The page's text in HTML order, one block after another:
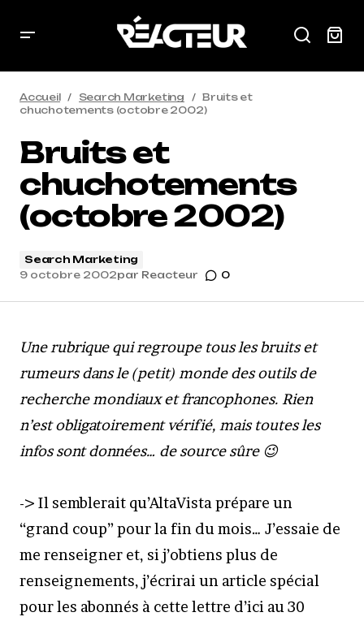
Accueil Search Marketing
Bruits et
chuchotements (octobre 2002)
Bruits et
chuchotements
(octobre 2002)
Search Marketing
9 octobre 2002par Reacteur 0
Une rubrique qui regroupe tous les bruits et
rumeurs dans le (petit) monde des outils de
recherche mondiaux et francophones. Rien
n’est obligatoirement vérifié, mais toutes les
infos sont données… de source sûre 😉
-> Il semblerait qu’AltaVista prépare un
“grand coup” pour la fin du mois… J’essaie de
me renseigner et, si j’obtiens plus de
renseignements, j’écrirai un article spécial
pour les abonnés à cette lettre d’ici au 30